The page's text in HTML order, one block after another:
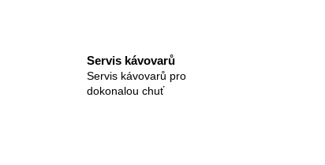
Servis kávovarů
Servis kávovarů pro
dokonalou chuť